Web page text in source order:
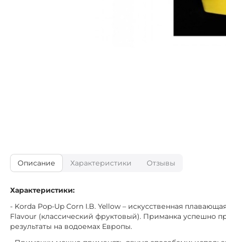
Описание Характеристики Отзывы
Характеристики:
- Korda Pop-Up Corn I.B. Yellow – искусственная
Flavour (классический фруктовый). Приманка успешно
результаты на водоемах Европы.